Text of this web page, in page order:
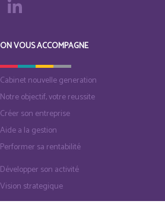
ON VOUS ACCOMPAGNE
Cabinet nouvelle generation
Notre objectif, votre reussite
Créer son entreprise
Aide a la gestion
Performer sa rentabilité
Développer son activité
Vision strategique